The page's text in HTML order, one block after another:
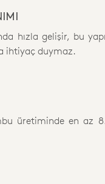
hızla gelişir, bu
ihtiyaç duymaz.
üretiminde en az